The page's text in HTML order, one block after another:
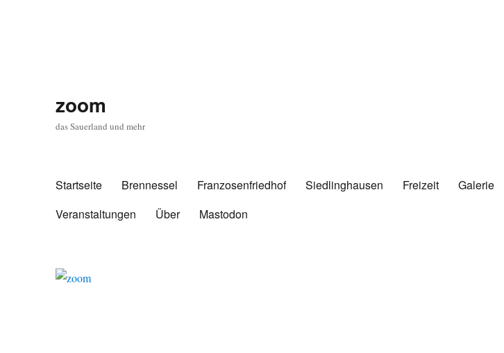
zoom
das Sauerland und mehr
Startseite Brennessel Franzosenfriedhof Siedlinghausen Freizeit Galerie
Veranstaltungen
Über Mastodon